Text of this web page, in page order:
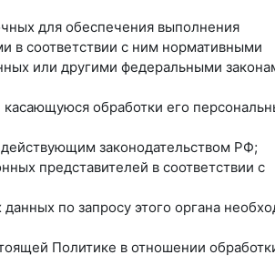
для обеспечения выполнения
в соответствии с ним нормативными
или другими федеральными
обработки его
законодательством РФ;
представителей в соответствии с
по запросу этого органа
Политике в отношении